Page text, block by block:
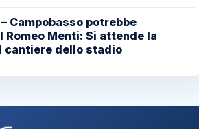
Campobasso potrebbe
Menti: Si attende la
cantiere dello stadio